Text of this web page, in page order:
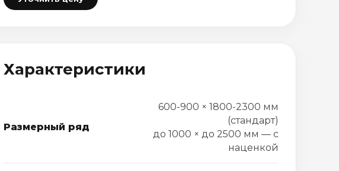
Характеристики
Размерный ряд
600-900 × 1800-2300 мм
(стандарт)
до 1000 × до 2500 мм — с
наценкой